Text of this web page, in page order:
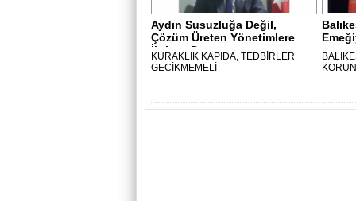
Aydın Susuzluğa Değil,
Çözüm Üreten Yönetimlere
İhtiyaç Duyu..
KURAKLIK KAPIDA, TEDBİRLER
GECİKMEMELİ
- ..